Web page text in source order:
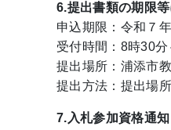
6.提出書類の期限
申込期限：令和７
受付時間：8時30
提出場所：浦添市
提出方法：提出場
7.入札参加資格通知